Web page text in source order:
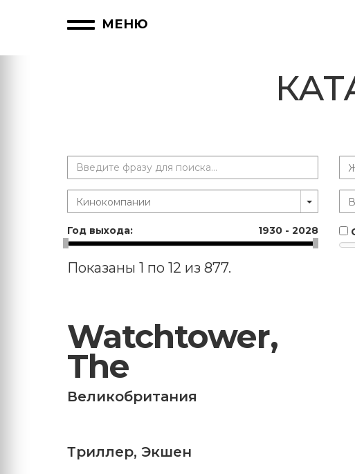
МЕНЮ
Год выхода: 1930 -2028
Показаны 1 по 12 из 877.
Watchtower,
The
Великобритания
Триллер, Экшен